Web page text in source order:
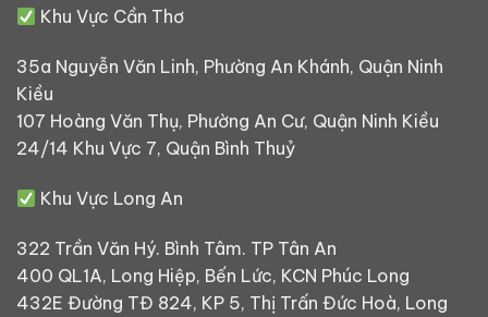
Khu Vực Cần Thơ
35a Nguyễn Văn Linh, Phường An Khánh, Quận Ninh
Kiều
107 Hoàng Văn Thụ, Phường An Cư, Quận Ninh Kiều
24/14 Khu Vực 7, Quận Bình Thuỷ
Khu Vực Long An
322 Trần Văn Hý. Bình Tâm. TP Tân An
400 QL1A, Long Hiệp, Bến Lức, KCN Phúc Long
432E Đường TĐ 824, KP 5, Thị Trấn Đức Hoà, Long